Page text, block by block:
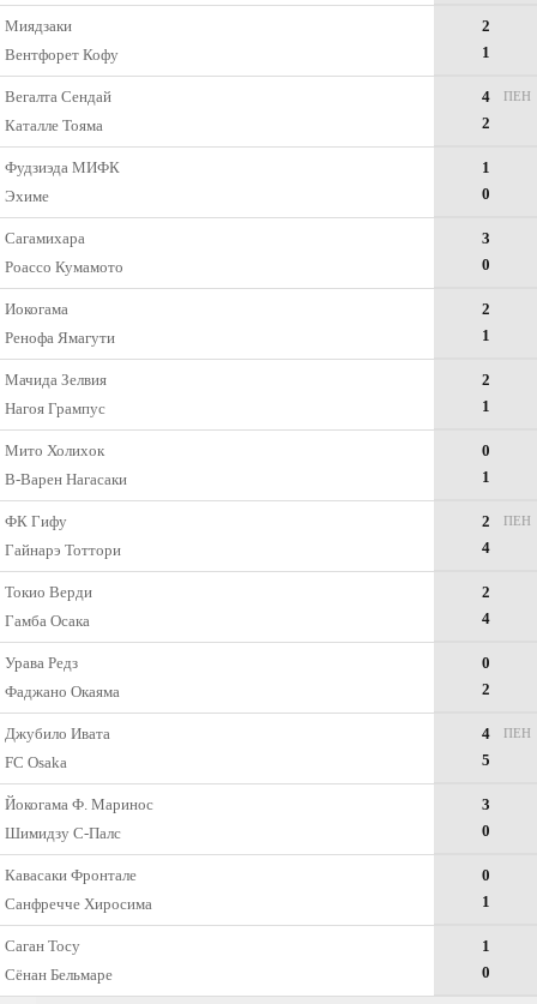
Миядзаки
Вентфорет Кофу
2
1
Вегалта Сендай
Каталле Тояма
4
2
ПЕН
Фудзиэда МИФК
Эхиме
1
0
Сагамихара
Роассо Кумамото
3
0
Иокогама
Ренофа Ямагути
2
1
Мачида Зелвия
Нагоя Грампус
2
1
Мито Холихок
В-Варен Нагасаки
0
1
ФК Гифу
Гайнарэ Тоттори
2
4
ПЕН
Токио Верди
Гамба Осака
2
4
Урава Редз
Фаджано Окаяма
0
2
Джубило Ивата
FC Osaka
4
5
ПЕН
Йокогама Ф. Маринос
Шимидзу С-Палс
3
0
Кавасаки Фронтале
Санфречче Хиросима
0
1
Саган Тосу
Сёнан Бельмаре
1
0